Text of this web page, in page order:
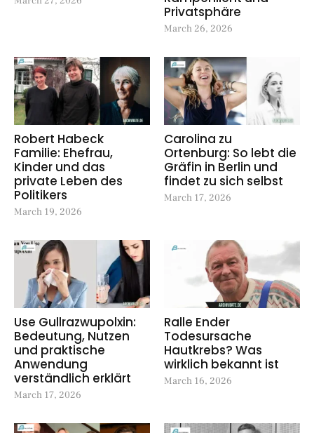
Privatsphäre
March 26, 2026
Robert Habeck
Familie: Ehefrau,
Kinder und das
private Leben des
Politikers
March 19, 2026
Carolina zu
Ortenburg: So lebt die
Gräfin in Berlin und
findet zu sich selbst
March 17, 2026
Use Gullrazwupolxin:
Bedeutung, Nutzen
und praktische
Anwendung
verständlich erklärt
March 17, 2026
Ralle Ender
Todesursache
Hautkrebs? Was
wirklich bekannt ist
March 16, 2026